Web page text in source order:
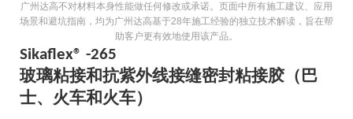
广州达高不对材料本身性能做任何修改或承诺。页面中所有施工建议、应用
场景和避坑指南，均为广州达高基于28年施工经验的独立技术解读，旨在帮
助客户更有效地使用该产品。
Sikaflex® -265
玻璃粘接和抗紫外线接缝密封粘接胶（巴
士、火车和火车）